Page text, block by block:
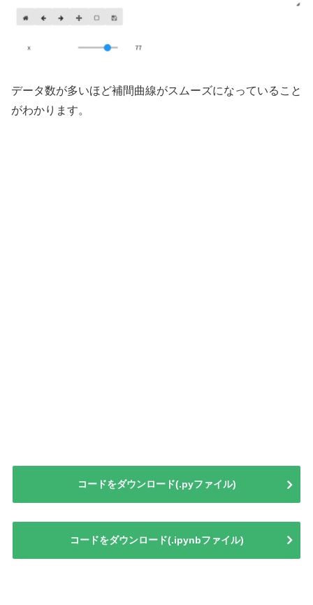
データ数が多いほど補間曲線がスムーズになっていること
がわかります。
コードをダウンロード(.pyファイル)
コードをダウンロード(.ipynbファイル)